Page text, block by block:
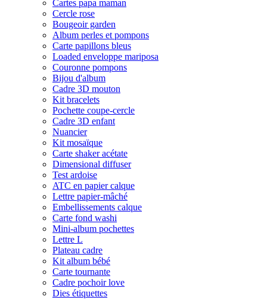
Cartes papa maman
Cercle rose
Bougeoir garden
Album perles et pompons
Carte papillons bleus
Loaded enveloppe mariposa
Couronne pompons
Bijou d'album
Cadre 3D mouton
Kit bracelets
Pochette coupe-cercle
Cadre 3D enfant
Nuancier
Kit mosaïque
Carte shaker acétate
Dimensional diffuser
Test ardoise
ATC en papier calque
Lettre papier-mâché
Embellissements calque
Carte fond washi
Mini-album pochettes
Lettre L
Plateau cadre
Kit album bébé
Carte tournante
Cadre pochoir love
Dies étiquettes